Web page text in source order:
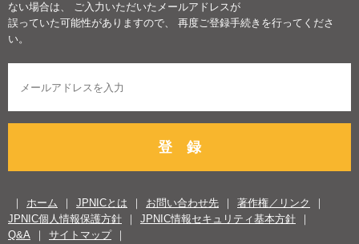
ない場合は、 ご入力いただいたメールアドレスが
誤っていた可能性がありますので、 再度ご登録手続きを行ってくださ
い。
登 録
ホーム JPNICとは お問い合わせ先
著作権／リンク
JPNIC個人情報保護方針
JPNIC情報セキュリティ基本方針
Q&A
サイトマップ